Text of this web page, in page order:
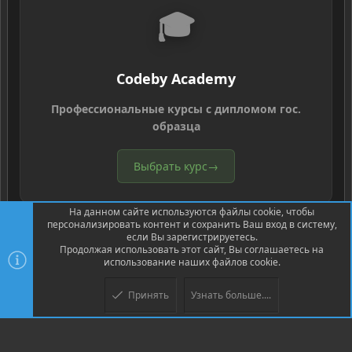
🎓
Codeby Academy
Профессиональные курсы с дипломом гос.
образца
Выбрать курс→
Community platform by XenForo ® © 2010-2026 XenForo Ltd.
© Jason Axelrod of 8WAYRUN
На данном сайте используются файлы cookie, чтобы
персонализировать контент и сохранить Ваш вход в систему,
если Вы зарегистрируетесь.
Продолжая использовать этот сайт, Вы соглашаетесь на
использование наших файлов cookie.
Принять Узнать больше....